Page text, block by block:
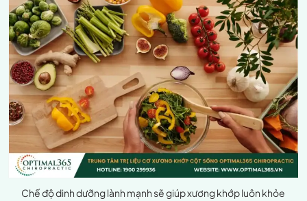
Chế độ dinh dưỡng lành mạnh sẽ giúp xương khớp luôn khỏe